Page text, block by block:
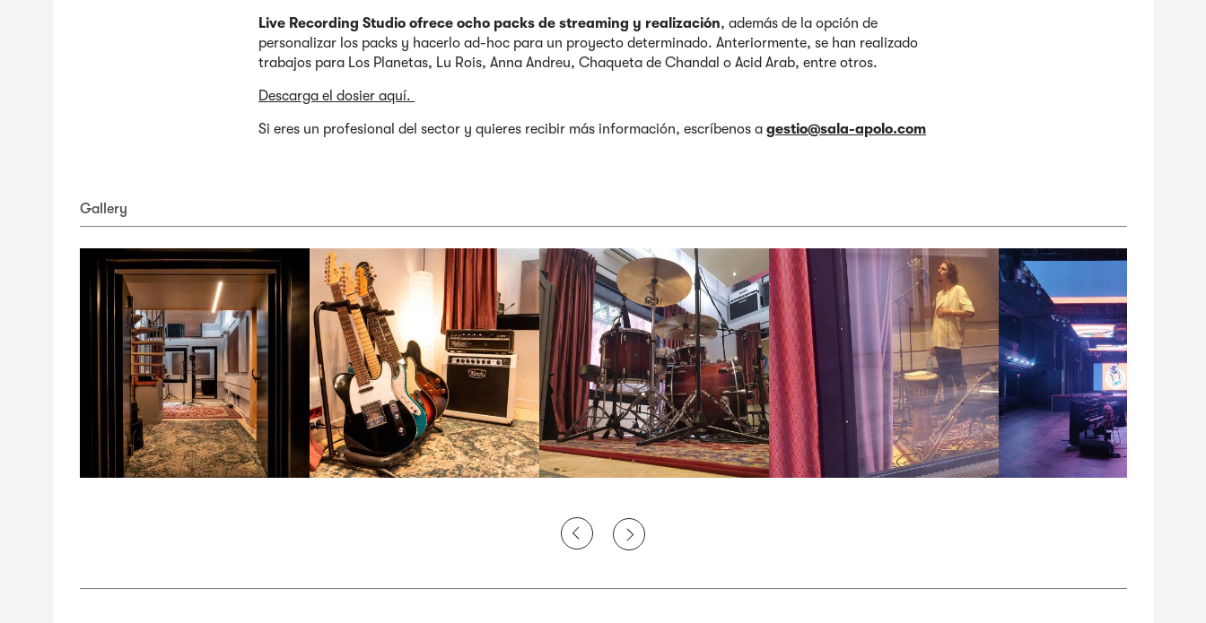
Live Recording Studio ofrece ocho packs de streaming y realización, además de la opción de
personalizar los packs y hacerlo ad-hoc para un proyecto determinado. Anteriormente, se han realizado
trabajos para Los Planetas, Lu Rois, Anna Andreu, Chaqueta de Chandal o Acid Arab, entre otros.
Descarga el dosier aquí.
Si eres un profesional del sector y quieres recibir más información, escríbenos a gestio@sala-apolo.com
Gallery